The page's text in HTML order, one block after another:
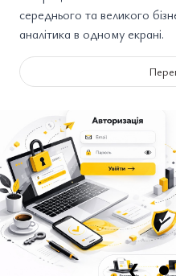
середнього та великого
аналітика в одному екрані.
❮